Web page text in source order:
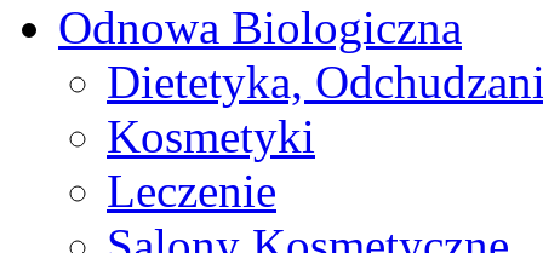
Odnowa Biologiczna
Dietetyka,
Kosmetyki
Leczenie